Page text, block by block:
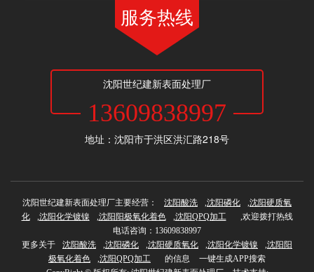
服务热线
沈阳世纪建新表面处理厂
13609838997
地址：沈阳市于洪区洪汇路218号
沈阳世纪建新表面处理厂主要经营： 沈阳酸洗 ,沈阳磷化 ,沈阳硬质氧
化
,沈阳化学镀镍 ,沈阳阳极氧化着色 ,沈阳QPQ加工
,欢迎拨打热线
电话咨询：13609838997
更多关于
沈阳酸洗 ,沈阳磷化 ,沈阳硬质氧化 ,沈阳化学镀镍 ,沈阳阳
极氧化着色
,沈阳QPQ加工 的信息
一键生成APP搜索